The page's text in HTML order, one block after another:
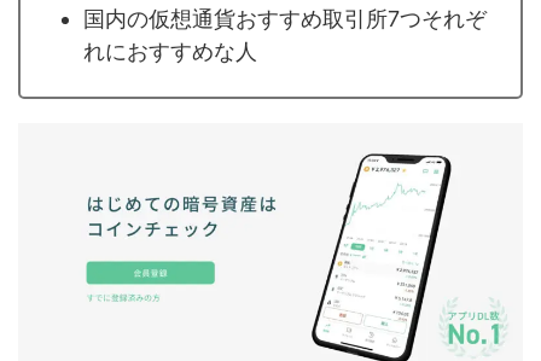
国内の仮想通貨おすすめ取引所7つそれぞ
れにおすすめな人